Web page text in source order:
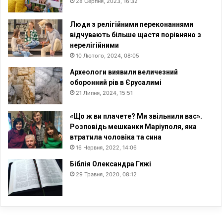
Люди з релігійними переконаннями
відчувають більше щастя порівняно з
нерелігійними
10 Лютого, 2024, 08:05
Археологи виявили величезний
оборонний рів в Єрусалимі
21 Липня, 2024, 15:51
«Що ж ви плачете? Ми звільнили вас».
Розповідь мешканки Маріуполя, яка
втратила чоловіка та сина
16 Червня, 2022, 14:06
Біблія Олександра Гижі
29 Травня, 2020, 08:12